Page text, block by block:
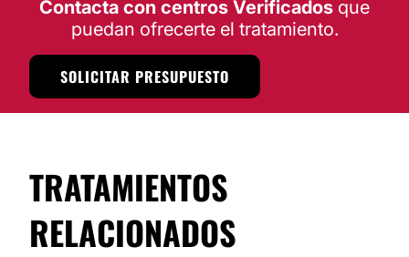
Contacta con centros Verificados que
puedan ofrecerte el tratamiento.
SOLICITAR PRESUPUESTO
TRATAMIENTOS
RELACIONADOS